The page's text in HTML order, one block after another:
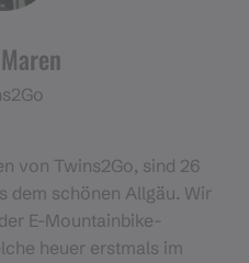
von Twins2Go, sind 26
dem schönen Allgäu. Wir
E-Mountainbike-
heuer erstmals im